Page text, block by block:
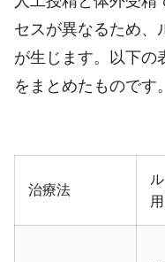
セスが異なるため、
が生じます。以下の
をまとめたものです。
治療法